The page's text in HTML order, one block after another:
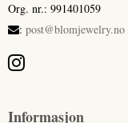
Org. nr.: 991401059
: post@blomjewelry.no
Informasjon